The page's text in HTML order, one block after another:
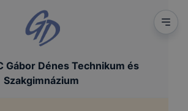
Gábor Dénes Technikum és
Szakgimnázium